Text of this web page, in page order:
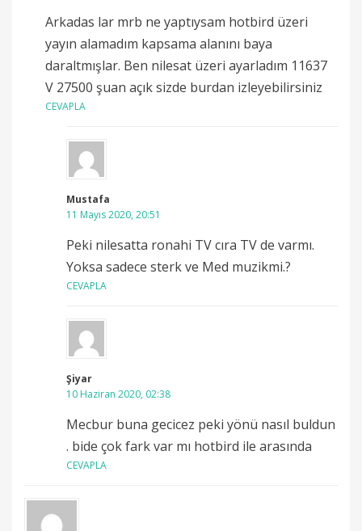
Arkadas lar mrb ne yaptıysam hotbird üzeri
yayın alamadım kapsama alanını baya
daraltmışlar. Ben nilesat üzeri ayarladım 11637
V 27500 şuan açık sizde burdan izleyebilirsiniz
CEVAPLA
Mustafa
11 Mayıs 2020, 20:51
Peki nilesatta ronahi TV cıra TV de varmı.
Yoksa sadece sterk ve Med muzikmi.?
CEVAPLA
Şiyar
10 Haziran 2020, 02:38
Mecbur buna gecicez peki yönü nasıl buldun
. bide çok fark var mı hotbird ile arasında
CEVAPLA